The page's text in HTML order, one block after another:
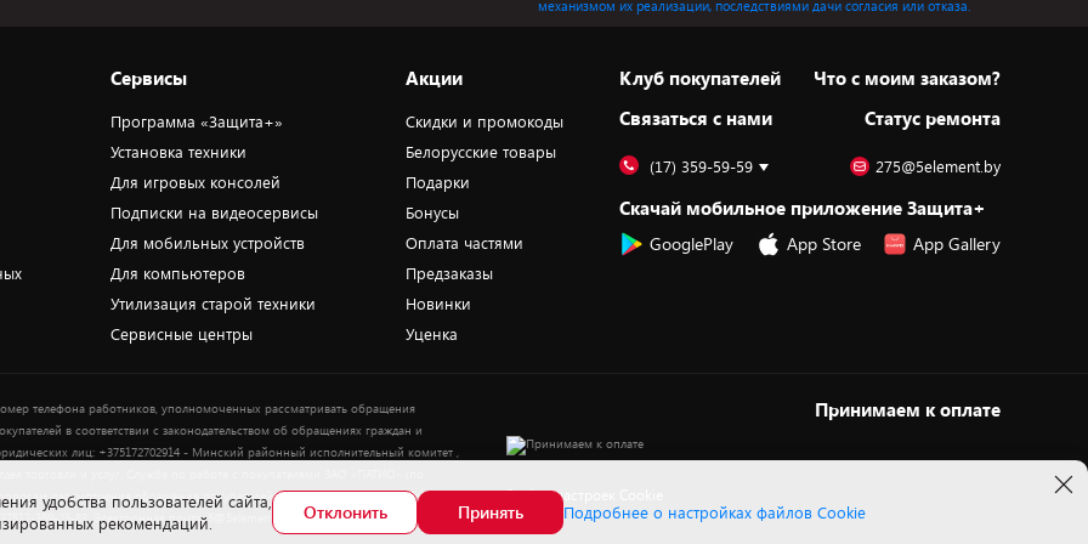
механизмом их реализации, последствиями дачи согласия или отказа.
Сервисы
Программа «Защита+»
Установка техники
Для игровых консолей
Подписки на видеосервисы
Для мобильных устройств
Для компьютеров
Утилизация старой техники
Сервисные центры
Акции
Скидки и промокоды
Белорусские товары
Подарки
Бонусы
Оплата частями
Предзаказы
Новинки
Уценка
Клуб покупателей
Cвязаться с нами
Что с моим заказом?
Статус ремонта
(17) 359-59-59 275@5element.by
Скачай мобильное приложение Защита+
GooglePlay App Store App Gallery
телефона работников, уполномоченных рассматривать обращения
в соответствии с законодательством об обращениях граждан и
лиц: +375172702914 - Минский районный исполнительный комитет ,
рассмотрения обращения покупателей о нарушении их прав): Тел.:
359-23-83. Электронная почта: 5@5element.by
Принимаем к оплате
Выбор настроек Cookie
удобства пользователей сайта,
рекомендаций.
Отклонить Принять Подробнее о настройках файлов Cookie